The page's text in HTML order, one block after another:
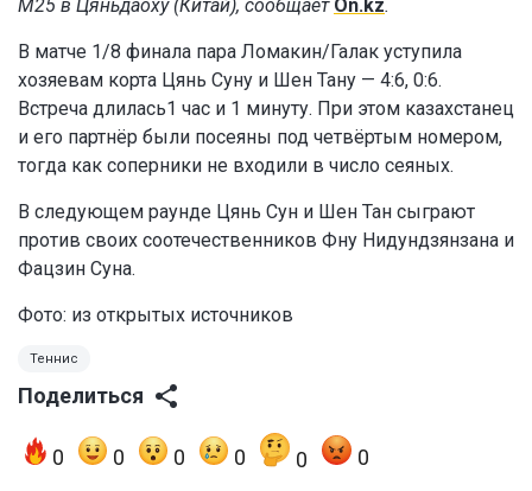
M25 в Цяньдаоху (Китай), сообщает On.kz.
В матче 1/8 финала пара Ломакин/Галак уступила
хозяевам корта Цянь Суну и Шен Танy — 4:6, 0:6.
Встреча длилась1 час и 1 минуту. При этом казахстанец
и его партнёр были посеяны под четвёртым номером,
тогда как соперники не входили в число сеяных.
В следующем раунде Цянь Сун и Шен Тан сыграют
против своих соотечественников Фну Нидундзянзана и
Фацзин Суна.
Фото: из открытых источников
Теннис
Поделиться
0 0 0 0 0 0